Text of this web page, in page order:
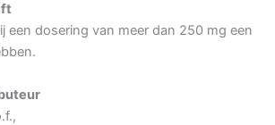
een dosering van meer dan 250 mg een